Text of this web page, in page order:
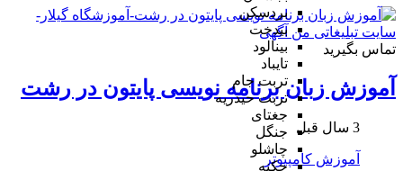
بردسکن
بیدخت
بینالود
تایباد
تربت جام
تربت حیدریه
جغتای
جنگل
چاشلو
چکنه
تماس بگیرید
آموزش زبان برنامه نویسی پایتون در رشت
3 سال قبل
آموزش کامپیوتر